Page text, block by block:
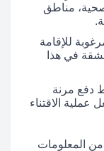
مناطق
للإقامة
في هذا
دفع مرنة
عملية الاقتناء
من المعلومات